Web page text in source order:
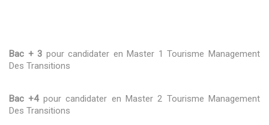
Bac + 3 pour candidater en Master 1 Tourisme Management
Des Transitions
Bac +4pour candidater en Master 2 Tourisme Management
Des Transitions